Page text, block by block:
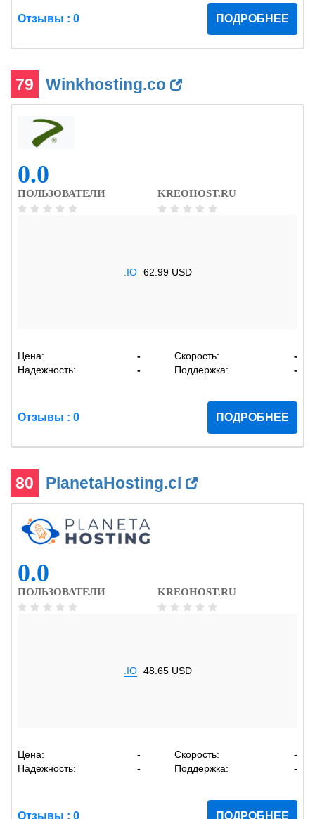
Отзывы : 0 ПОДРОБНЕЕ
79 Winkhosting.co
0.0
ПОЛЬЗОВАТЕЛИ KREOHOST.RU
.IO 62.99 USD
Цена: - Скорость:
-
Надежность:
- Поддержка: -
Отзывы : 0 ПОДРОБНЕЕ
80 PlanetaHosting.cl
0.0
ПОЛЬЗОВАТЕЛИ KREOHOST.RU
.IO 48.65 USD
Цена: - Скорость:
-
Надежность:
- Поддержка: -
Отзывы : 0 ПОДРОБНЕЕ